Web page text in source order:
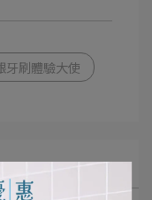
牙刷體驗大使